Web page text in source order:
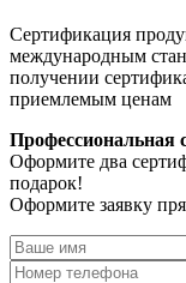
Сертификация
международным
получении
приемлемым ценам
Профессиональная
Оформите два
подарок!
Оформите заявку